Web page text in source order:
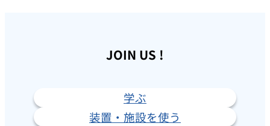
JOIN US !
学ぶ
装置・施設を使う